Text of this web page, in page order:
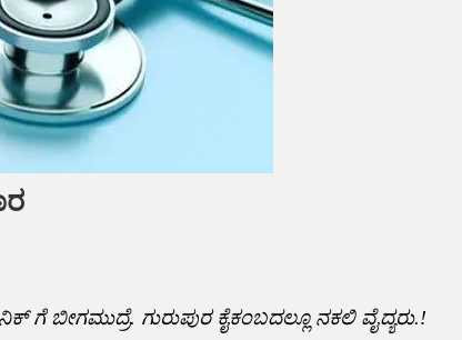
ಬೀಗಮುದ್ರೆ. ಗುರುಪುರ ಕೈಕಂಬದಲ್ಲೂ ನಕಲಿ ವೈದ್ಯರು.!